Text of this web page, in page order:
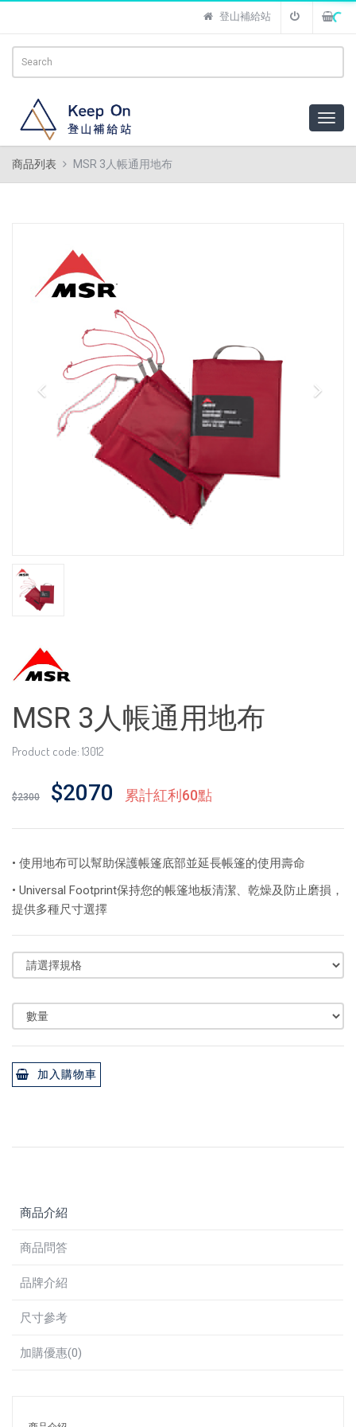
登山補給站
商品列表 MSR 3人帳通用地布
MSR 3人帳通用地布
Product code: 13012
$2300 $2070 累計紅利60點
• 使用地布可以幫助保護帳篷底部並延長帳篷的使用壽命
• Universal Footprint保持您的帳篷地板清潔、乾燥及防止磨損，
提供多種尺寸選擇
加入購物車
商品介紹
商品問答
品牌介紹
尺寸參考
加購優惠(0)